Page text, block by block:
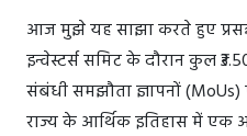
आज मुझे यह साझा करते हुए
इन्वेस्टर्स समिट के दौरान कुल
संबंधी समझौता ज्ञापनों
राज्य के आर्थिक इतिहास में एक